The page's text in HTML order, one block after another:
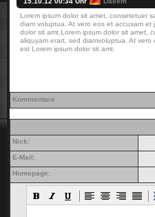
Lorem ipsum dolor sit amet, consetetuer
diam voluptua. At vero eos et accusam
dolor sit amt.Lorem ipsum dolor sit amet,
aliquyam erart, sed diamvoluptua. At
est Lorem ipsum dolor sit amt.
Kommentare
Nick:
E-Mail:
Homepage: